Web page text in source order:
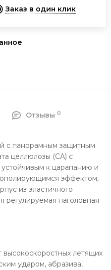
Заказ в один клик
Отзывы 0
с панорамным защитным
целлюлозы (СА) с
к царапанию и
эффектом,
из эластичного
наголовная
высокоскоростных летящих
ударом, абразива,